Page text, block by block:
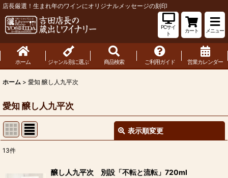
店長厳選！生まれ年のワインにオリジナルメッセージの刻印
PCサイ
ト
カート メニュー
ホーム ジャンル別に選ぶ 商品検索 ご利用ガイド 営業カレンダー
ホーム > 愛知 醸し人九平次
愛知 醸し人九平次
表示順変更
13件
醸し人九平次 別設「不転と流転」720ml